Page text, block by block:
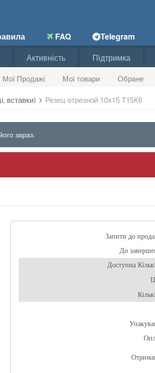
FAQ Telegram
Мої Продажі Мої товари Обране
Активність Підтримка
вставки) Резец отрезной 10х15 Т15К6
зараз.
Запити до
До
Доступна